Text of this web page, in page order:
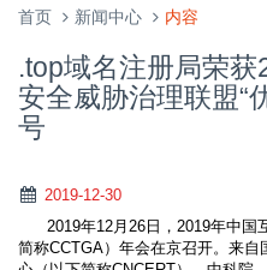
首页 新闻中心 内容
.top域名注册局荣
安全威胁治理联盟“
号
2019-12-30
2019年12月26日，2019年中国
简称CCTGA）年会在京召开。来